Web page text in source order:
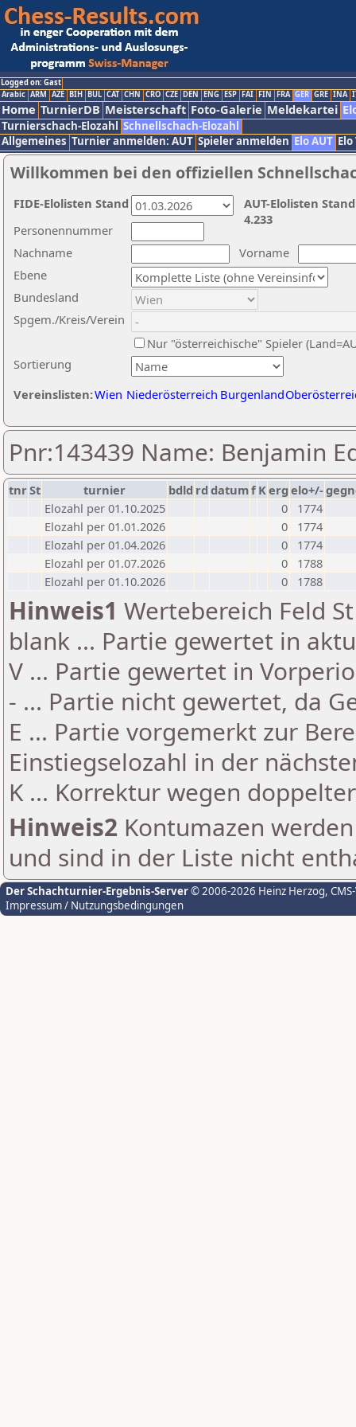
Logged on: Gast
Arabic ARM AZE BIH BUL CAT CHN CRO CZE DEN ENG ESP FAI FIN FRA GER GRE INA
Home TurnierDB Meisterschaft Foto-Galerie Meldekartei
Turnierschach-Elozahl Schnellschach-Elozahl
Allgemeines Turnier anmelden: AUT Spieler anmelden Elo AUT
Willkommen bei den offiziellen
Nachname
Vorname
Ebene
Sortierung
Personennummer
Bundesland
Spgem./Kreis/Verein
Nur "österreichische" Spieler
Vereinslisten:Wien Niederösterreich Burgenland
AUT-Elolisten
4.233
FIDE-Elolisten Stand
Pnr:143439 Name: Benjamin
tnrSt turnier bdld rd datumf Kerg elo+/-
Elozahl per 01.10.2025
0
1774
Elozahl per 01.01.2026
0
1774
Elozahl per 01.04.2026
0
1774
Elozahl per 01.07.2026
0
1788
Elozahl per 01.10.2026
0 1788
Hinweis1 Wertebereich Feld
blank ... Partie gewertet in
V ... Partie gewertet in
- ... Partie nicht gewertet, da
E ... Partie vorgemerkt zur
Einstiegselozahl in der
K ... Korrektur wegen
Hinweis2 Kontumazen
und sind in der Liste nicht
Der Schachturnier-Ergebnis-Server© 2006-2026 Heinz Herzog,
Impressum / Nutzungsbedingungen